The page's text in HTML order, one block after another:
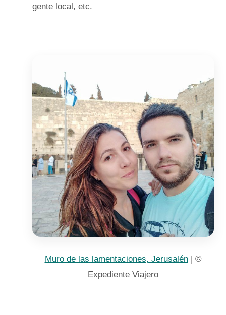
gente local, etc.
Muro de las lamentaciones, Jerusalén| ©
Expediente Viajero